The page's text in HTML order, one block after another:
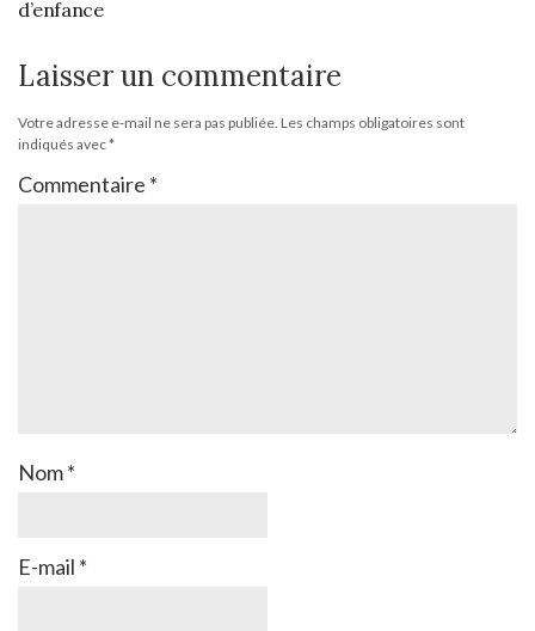
d’enfance
Laisser un commentaire
Votre adresse e-mail ne sera pas publiée. Les champs obligatoires sont
indiqués avec*
Commentaire *
Nom*
E-mail *